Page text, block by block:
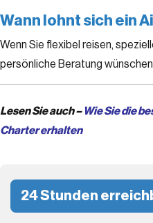
Wann lohnt sich ein
Wenn Sie flexibel reisen,
persönliche Beratung
Lesen Sie auch –Wie Sie die
Charter erhalten
24 Stunden